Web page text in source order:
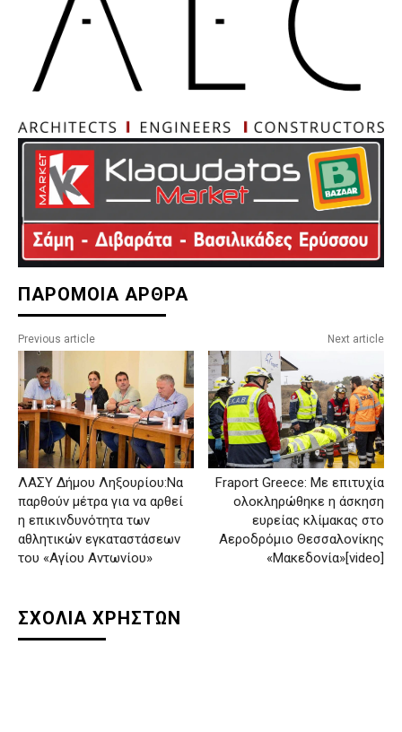
ΠΑΡΟΜΟΙΑ ΑΡΘΡΑ
Previous article
ΛΑΣΥ Δήμου Ληξουρίου:Να
παρθούν μέτρα για να αρθεί
η επικινδυνότητα των
αθλητικών εγκαταστάσεων
του «Αγίου Αντωνίου»
Next article
Fraport Greece: Με επιτυχία
ολοκληρώθηκε η άσκηση
ευρείας κλίμακας στο
Αεροδρόμιο Θεσσαλονίκης
«Μακεδονία»[video]
ΣΧΟΛΙΑ ΧΡΗΣΤΩΝ